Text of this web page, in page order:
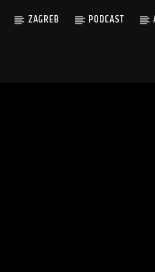
ZAGREB PODCAST